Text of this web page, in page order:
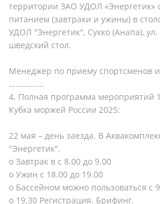
территории ЗАО УДОЛ «Энергетик»
питанием (завтраки и ужины) в
УДОЛ "Энергетик", Сукко (Анапа),
шведский стол.
Менеджер по приему спортсменов
…………….
4. Полная программа мероприятий
Кубка моржей России 2025:
22 мая – день заезда. В
"Энергетик".
o Завтрак в с 8.00 до 9.00
o Ужин с 18.00 до 19.00
o Бассейном можно пользоваться с
o 19.30 Регистрация. Брифинг.